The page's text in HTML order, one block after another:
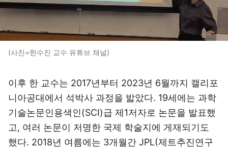
(사진=한수진 교수 유튜브 채널)
이후 한 교수는 2017년부터 2023년 6월까지 캘리포
니아공대에서 석박사 과정을 밟았다. 19세에는 과학
기술논문인용색인(SCI)급 제1저자로 논문을 발표했
고, 여러 논문이 저명한 국제 학술지에 게재되기도
했다. 2018년 여름에는 3개월간 JPL(제트추진연구